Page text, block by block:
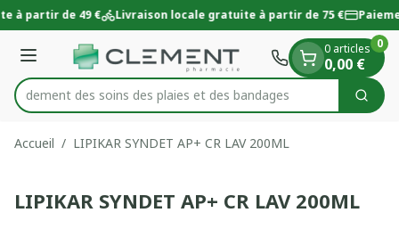
Aller au contenu
1 de 1
à partir de 49 € Livraison locale gratuite à partir de 75 €
Menu
Rechercher
rapidement des soins des plaies et des bandages
0 articles
0,00 €
0
Accueil / LIPIKAR SYNDET AP+ CR LAV 200ML
LIPIKAR SYNDET AP+ CR LAV 200ML